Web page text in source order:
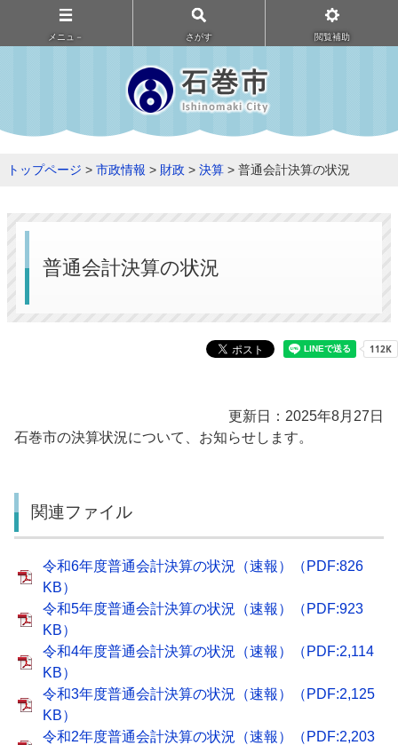
メニュ－ さがす 閲覧補助
トップページ > 市政情報 > 財政 > 決算 > 普通会計決算の状況
普通会計決算の状況
更新日：2025年8月27日
石巻市の決算状況について、お知らせします。
関連ファイル
令和6年度普通会計決算の状況（速報）（PDF:826
KB）
令和5年度普通会計決算の状況（速報）（PDF:923
KB）
令和4年度普通会計決算の状況（速報）（PDF:2,114
KB）
令和3年度普通会計決算の状況（速報）（PDF:2,125
KB）
令和2年度普通会計決算の状況（速報）（PDF:2,203